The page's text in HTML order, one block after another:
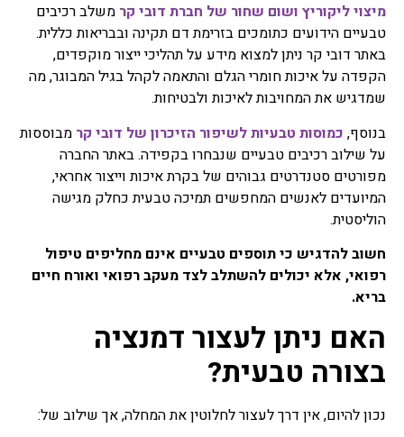
מיצוי ליקוריץ ושום שחור של חברת דובי קר משלב רכיבים
טבעיים הידועים כתומכים בזרימת דם תקינה ובבריאות כללית.
באתר דובי קר ניתן למצוא מידע על תהליכי ייצור מוקפדים,
הקפדה על איכות חומרי הגלם והתאמה לקהל בגיל המבוגר, מה
שמדגיש את המחויבות לאיכות ולבטיחות.
בנוסף, כמוסות טבעיות לשיפור הזיכרון של דובי קר מבוססות
על שילוב רכיבים טבעיים שנבחרו בקפידה. באתר החברה
מפורטים סטנדרטים גבוהים של בקרת איכות וייצור אחראי,
המיועדים לאנשים המחפשים תמיכה טבעית כחלק מגישה
הוליסטית.
חשוב להדגיש כי תוספים טבעיים אינם מחליפים טיפול
רפואי, אלא יכולים להשתלב לצד מעקב רפואי ואורח חיים
בריא.
האם ניתן לעצור דמנציה
בצורה טבעית?
נכון להיום, אין דרך לעצור לחלוטין את המחלה, אך שילוב של: